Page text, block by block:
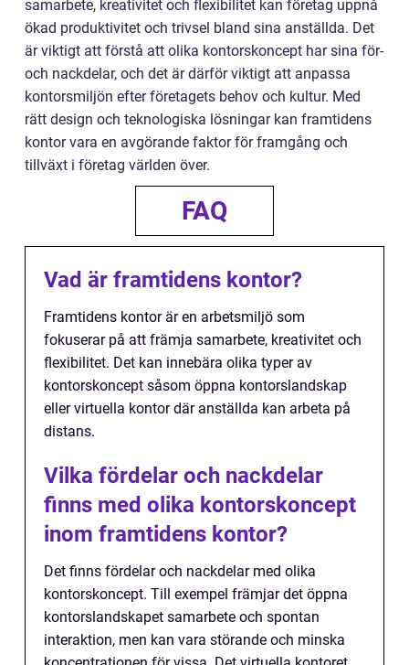
samarbete, kreativitet och flexibilitet kan företag uppnå
ökad produktivitet och trivsel bland sina anställda. Det
är viktigt att förstå att olika kontorskoncept har sina för-
och nackdelar, och det är därför viktigt att anpassa
kontorsmiljön efter företagets behov och kultur. Med
rätt design och teknologiska lösningar kan framtidens
kontor vara en avgörande faktor för framgång och
tillväxt i företag världen över.
FAQ
Vad är framtidens kontor?
Framtidens kontor är en arbetsmiljö som
fokuserar på att främja samarbete, kreativitet och
flexibilitet. Det kan innebära olika typer av
kontorskoncept såsom öppna kontorslandskap
eller virtuella kontor där anställda kan arbeta på
distans.
Vilka fördelar och nackdelar
finns med olika kontorskoncept
inom framtidens kontor?
Det finns fördelar och nackdelar med olika
kontorskoncept. Till exempel främjar det öppna
kontorslandskapet samarbete och spontan
interaktion, men kan vara störande och minska